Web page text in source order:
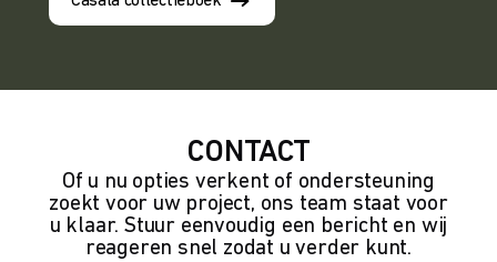
CONTACT
Of u nu opties verkent of ondersteuning
zoekt voor uw project, ons team staat voor
u klaar. Stuur eenvoudig een bericht en wij
reageren snel zodat u verder kunt.